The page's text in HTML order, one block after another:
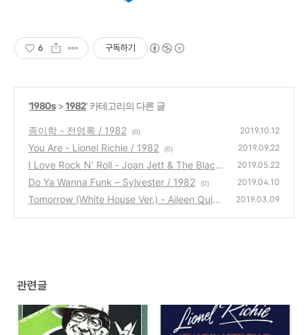
6 구독하기
'1980s>1982' 카테고리의 다른 글
종이학 - 전영록 / 1982 (0) 2019.10.12
You Are - Lionel Richie / 1982 (0) 2019.09.22
I Love Rock N' Roll - Joan Jett & The Black
hearts / 1982
(0)
2019.05.22
Do Ya Wanna Funk – Sylvester / 1982 (0) 2019.04.10
Tomorrow (White House Ver.) - Aileen Quinn
2019.03.09
관련글